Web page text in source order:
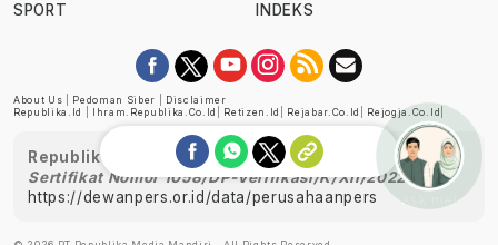
SPORT
INDEKS
About Us Pedoman Siber
Disclaimer
Republika.id
Ihram.republika.co.id Retizen.id Rejabar.co.id Rejogja.co.id
Republika telah diverifikasi oleh Dewan Pers
Sertifikat Nomor 1058/DP-Verifikasi/K/XII/2022
https://dewanpers.or.id/data/perusahaanpers
Ask me!